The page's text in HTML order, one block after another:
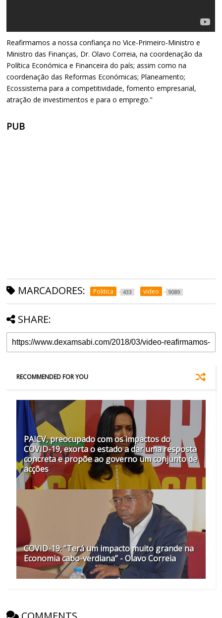
Reafirmamos a nossa confiança no Vice-Primeiro-Ministro e
Ministro das Finanças, Dr. Olavo Correia, na coordenação da
Política Económica e Financeira do país; assim como na
coordenação das Reformas Económicas; Planeamento;
Ecossistema para a competitividade, fomento empresarial,
atração de investimentos e para o emprego."
PUB
MARCADORES: Politica 433 video 9089
SHARE:
RECOMMENDED FOR YOU
PAICV, preocupado com os impactos do
COVID-19, exorta o estado a dar uma resposta
concreta e propõe ao governo um conjunto de
acções
COVID-19: “Terá um impacto muito grande na
Economia cabo-verdiana” - Olavo Correia